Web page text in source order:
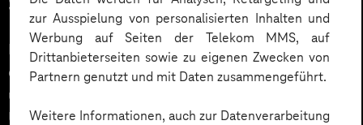
zur Ausspielung von personalisierten Inhalten und
Werbung auf Seiten der Telekom MMS, auf
Drittanbieterseiten sowie zu eigenen Zwecken von
Partnern genutzt und mit Daten zusammengeführt.
Weitere Informationen, auch zur Datenverarbeitung
KI wird der nächste große Treiber in der Digitalisierung
des Kundenservices sein. Wie wird dies umgesetzt
und welche weiteren Smart Services setzen
Unternehmen ein? Werfen Sie einen Blick in unser